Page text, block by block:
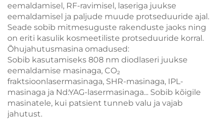
eemaldamisel, RF-ravimisel, laseriga juukse
eemaldamisel ja paljude muude protseduuride ajal.
Seade sobib mitmesuguste rakenduste jaoks ning
on eriti kasulik kosmeetiliste protseduuride korral.
Õhujahutusmasina omadused:
Sobib kasutamiseks 808 nm diodlaseri juukse
eemaldamise masinaga, CO₂
fraktsioonlasermasinaga, SHR-masinaga, IPL-
masinaga ja Nd:YAG-lasermasinaga... Sobib kõigile
masinatele, kui patsient tunneb valu ja vajab
jahutust.